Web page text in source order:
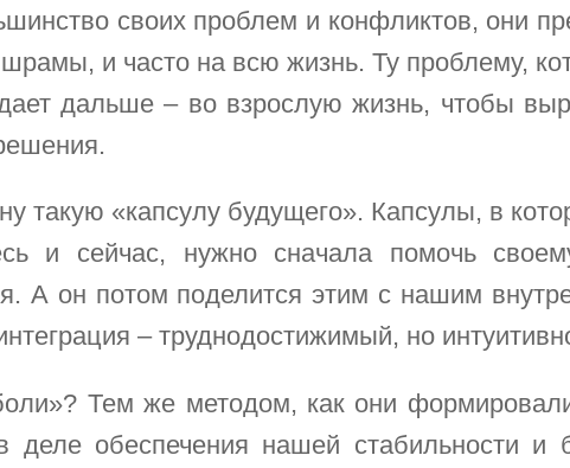
своих проблем и конфликтов, они
и часто на всю жизнь. Ту проблему,
дальше – во взрослую жизнь, чтобы
такую «капсулу будущего». Капсулы, в
и сейчас, нужно сначала помочь
А он потом поделится этим с нашим
– труднодостижимый, но
Тем же методом, как они
деле обеспечения нашей стабильности и